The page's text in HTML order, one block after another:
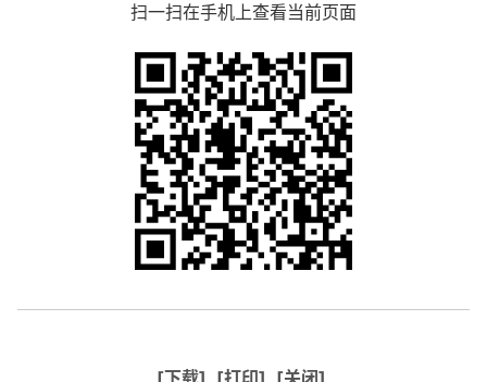
扫一扫在手机上查看当前页面